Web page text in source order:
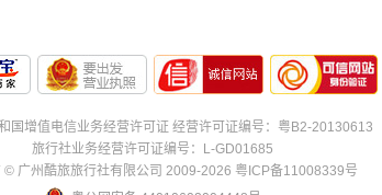
国增值电信业务经营许可证 经营许可证编号：粤B2-20130613
旅行社业务经营许可证编号：L-GD01685
© 广州酷旅旅行社有限公司 2009-2026 粤ICP备11008339号